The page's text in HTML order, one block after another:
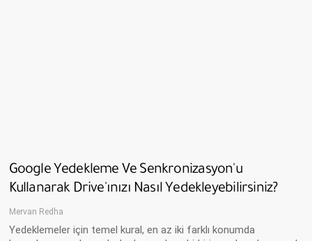
Google Yedekleme Ve Senkronizasyon'u
Kullanarak Drive'ınızı Nasıl Yedekleyebilirsiniz?
Mervan Redha
Yedeklemeler için temel kural, en az iki farklı konumda